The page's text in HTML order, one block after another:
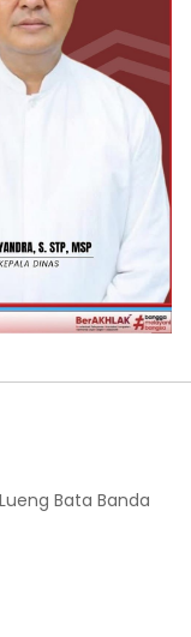
Bata Banda